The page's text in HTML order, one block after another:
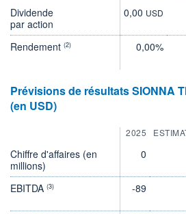
Dividende
par action
0,00 USD
Rendement (2) 0,00%
Prévisions de résultats SIONNA
(en USD)
2025
Chiffre d'affaires (en
millions)
0
EBITDA (3) -89